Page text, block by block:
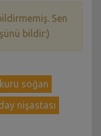
Sen
bildir:)
kuru soğan
nişastası